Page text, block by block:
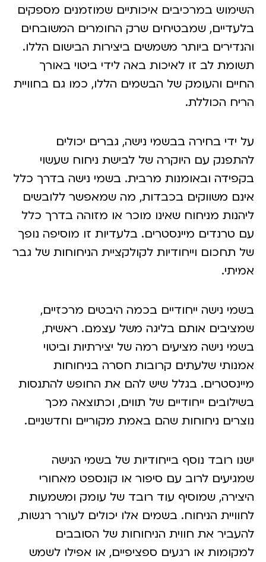
במרכיבים איכותיים שמוזמנים מספקים
שמבטיחים שרק החומרים המשובחים
ביותר משמשים ביצירות הבישום הללו.
לב זו לאיכות באה לידי ביטוי באורך
והעומק של הבשמים הללו, כמו גם בחוויית
הכוללת.
ידי בחירה בבשמי נישה, גברים יכולים
עם היוקרה של לבישת ניחוח שעשוי
ובאומנות מרבית. בשמי נישה בדרך כלל
משווקים בכבדות, מה שמאפשר ללובשים
מניחוח שאינו מוכר או מזוהה בדרך כלל
טרנדים מיינסטרים. בלעדיות זו מוסיפה נופך
תחכום וייחודיות לקולקציית הניחוחות של גבר
נישה ייחודיים בכמה היבטים מרכזיים,
אותם בליגה משל עצמם. ראשית,
נישה מציעים רמה של יצירתיות וביטוי
שלעתים קרובות חסרה בניחוחות
בגלל שיש להם את החופש להתנסות
ייחודיים של תווים, וכתוצאה מכך
ניחוחות שהם באמת מקוריים וחדשניים.
רובד נוסף בייחודיות של בשמי הנישה
לרוב עם סיפור או קונספט מאחורי
שמוסיף עוד רובד של עומק ומשמעות
הניחוח. בשמים אלו יכולים לעורר רגשות,
את חווית הניחוחות של הסובבים
או רגעים ספציפיים, או אפילו לשמש